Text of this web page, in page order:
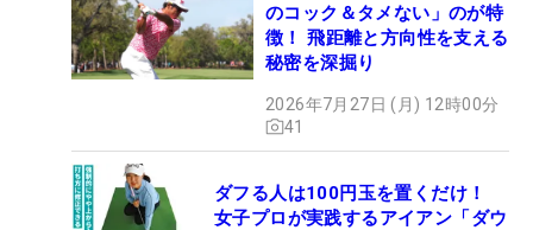
のコック＆タメない」のが特
徴！ 飛距離と方向性を支える
秘密を深掘り
2026年7月27日 (月) 12時00分
41
ダフる人は100円玉を置くだけ！
女子プロが実践するアイアン「ダウ